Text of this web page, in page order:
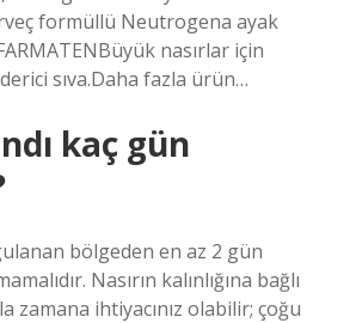
formüllü Neutrogena ayak
nasırlar için
sıva.Daha fazla ürün…
kaç gün
bölgeden en az 2 gün
Nasırın kalınlığına bağlı
zamana ihtiyacınız olabilir; çoğu